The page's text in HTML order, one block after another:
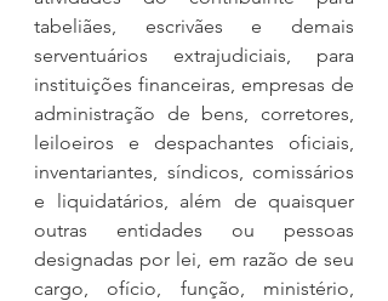
tabeliães, escrivães e demais
serventuários extrajudiciais, para
instituições financeiras, empresas de
administração de bens, corretores,
leiloeiros e despachantes oficiais,
inventariantes, síndicos, comissários
e liquidatários, além de quaisquer
outras entidades ou pessoas
designadas por lei, em razão de seu
cargo, ofício, função, ministério,